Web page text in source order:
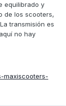
equilibrado y
de los scooters,
transmisión es
no hay
maxiscooters-